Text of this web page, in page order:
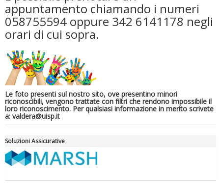
Ddl Lobby, Uisp: “Il Parlamento valorizzi le nostre specificità"
appuntamento chiamando i numeri
058755594 oppure 342 6141178 negli
orari di cui sopra.
Le foto presenti sul nostro sito, ove presentino minori
riconoscibili, vengono trattate con filtri che rendono impossibile il
loro riconoscimento. Per qualsiasi informazione in merito scrivete
a: valdera@uisp.it
Soluzioni Assicurative